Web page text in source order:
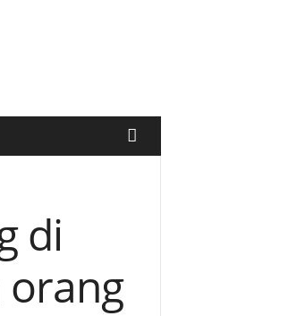
di
orang